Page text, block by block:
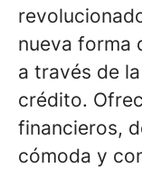
nueva forma
a través de
crédito.
financieros,
cómoda y